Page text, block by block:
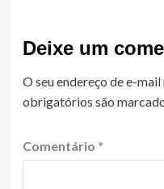
Deixe um
O seu endereço de e-
obrigatórios são
Comentário *